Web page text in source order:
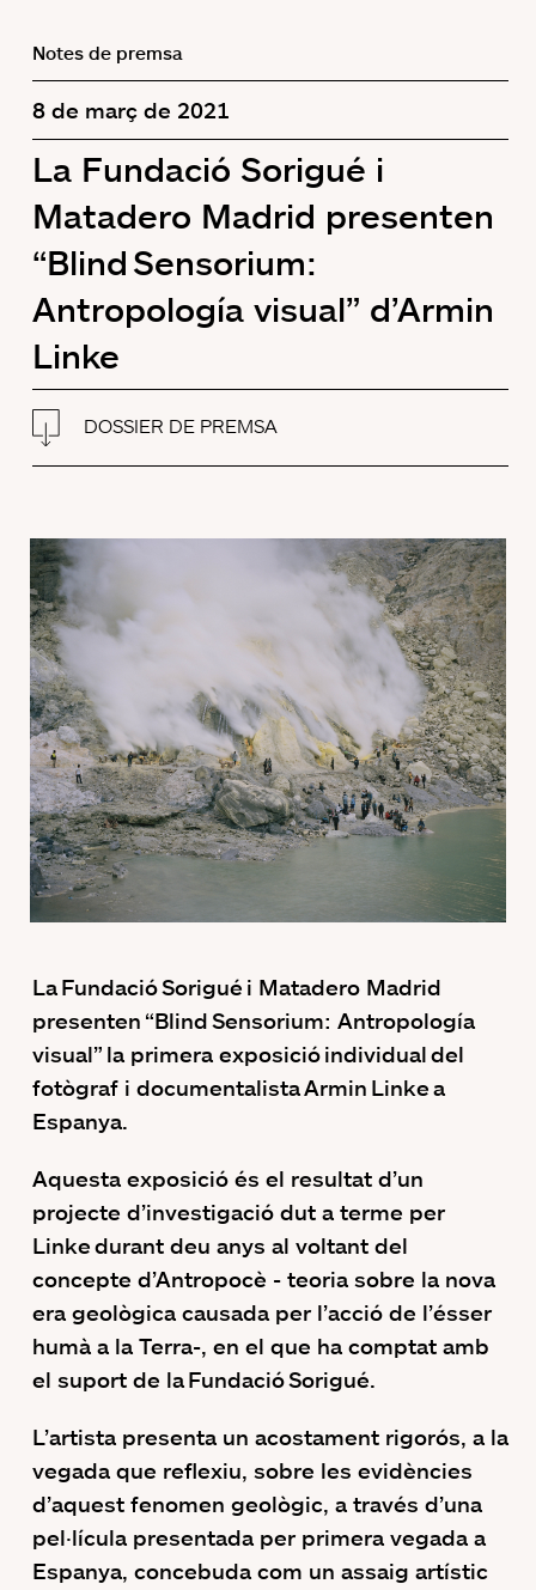
Notes de premsa
8 de març de 2021
La Fundació Sorigué i
Matadero Madrid presenten
“Blind Sensorium:
Antropología visual” d’Armin
Linke
DOSSIER DE PREMSA
La Fundació Sorigué i Matadero Madrid
presenten “Blind Sensorium: Antropología
visual” la primera exposició individual del
fotògraf i documentalista Armin Linke a
Espanya.
Aquesta exposició és el resultat d’un
projecte d’investigació dut a terme per
Linke durant deu anys al voltant del
concepte d’Antropocè - teoria sobre la nova
era geològica causada per l’acció de l’ésser
humà a la Terra-, en el que ha comptat amb
el suport de la Fundació Sorigué.
L’artista presenta un acostament rigorós, a la
vegada que reflexiu, sobre les evidències
d’aquest fenomen geològic, a través d’una
pel·lícula presentada per primera vegada a
Espanya, concebuda com un assaig artístic